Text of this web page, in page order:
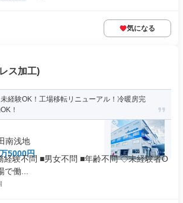
気になる
ス加工)
未経験OK！工場移転リニューアル！冷暖房完
！
南浅地
5000円
経験不問 ■男女不問 ■年齢不問 ◇未経験者O
働...